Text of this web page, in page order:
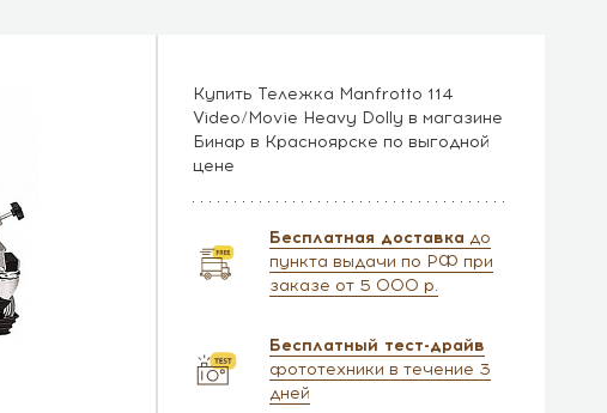
Купить Тележка Manfrotto 114
Video/Movie Heavy Dolly в магазине
Бинар в Красноярске по выгодной
цене
Бесплатная доставка до
пункта выдачи по РФ при
заказе от 5 000 р.
Бесплатный тест-драйв
фототехники в течение 3
дней